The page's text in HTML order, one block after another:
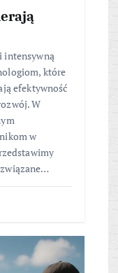
intensywną
które
efektywność
W
w